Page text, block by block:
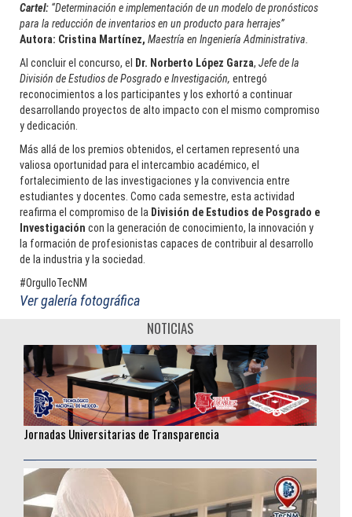
Cartel: “Determinación e implementación de un modelo de pronósticos
para la reducción de inventarios en un producto para herrajes”
Autora: Cristina Martínez, Maestría en Ingeniería Administrativa.
Al concluir el concurso, el
Dr. Norberto López Garza, Jefe de la
División de Estudios de Posgrado e Investigación, entregó
reconocimientos a los participantes y los exhortó a continuar
desarrollando proyectos de alto impacto con el mismo compromiso
y dedicación.
Más allá de los premios obtenidos, el certamen representó una
valiosa oportunidad para el intercambio académico, el
fortalecimiento de las investigaciones y la convivencia entre
estudiantes y docentes. Como cada semestre, esta actividad
reafirma el compromiso de la División de Estudios de Posgrado e
Investigación con la generación de conocimiento, la innovación y
la formación de profesionistas capaces de contribuir al desarrollo
de la industria y la sociedad.
#OrgulloTecNM
Ver galería fotográfica
NOTICIAS
Rodolfo Baylón: La curiosidad como motor de una trayectoria
sin fronteras
Jornadas Universitarias de Transparencia